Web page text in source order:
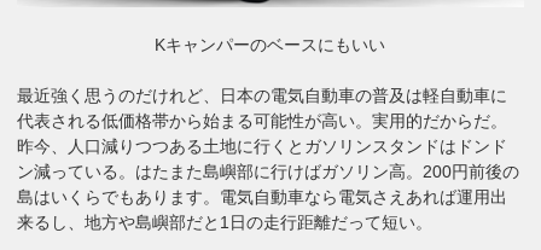
Kキャンパーのベースにもいい
最近強く思うのだけれど、日本の電気自動車の普及は軽自動車に
代表される低価格帯から始まる可能性が高い。実用的だからだ。
昨今、人口減りつつある土地に行くとガソリンスタンドはドンド
ン減っている。はたまた島嶼部に行けばガソリン高。200円前後の
島はいくらでもあります。電気自動車なら電気さえあれば運用出
来るし、地方や島嶼部だと1日の走行距離だって短い。